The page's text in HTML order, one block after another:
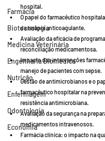
Farmácia
Biotecnologia
Medicina Veterinária
Engenharia Biomédica
Nutrição
Enfermagem
Odontologia
Economia
hospital.
O papel do farmacêutico
da terapia anticoagulante.
Avaliação da eficácia de
reconciliação medicamentosa.
Impacto das intervenções
manejo de pacientes com sepse.
Gestão de antimicrobianos e o
farmacêutico hospitalar na
resistência antimicrobiana.
Avaliação da segurança na
medicamentos intravenosos.
Farmácia clínica: o impacto na